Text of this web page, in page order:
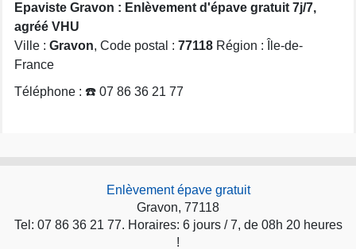
Epaviste Gravon : Enlèvement d'épave gratuit 7j/7,
agréé VHU
Ville : Gravon, Code postal : 77118 Région : Île-de-
France
Téléphone : ☎️ 07 86 36 21 77
Enlèvement épave gratuit
Gravon, 77118
Tel: 07 86 36 21 77. Horaires: 6 jours / 7, de 08h 20 heures
!